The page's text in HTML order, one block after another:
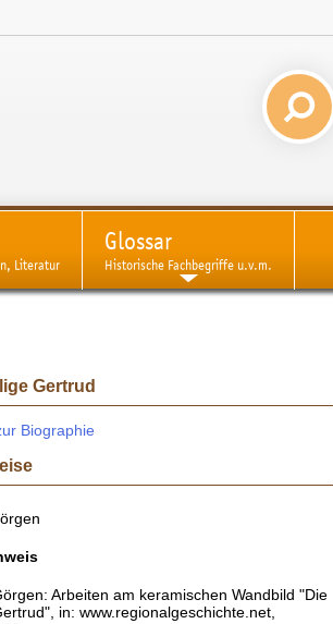
Literatur
Glossar
Historische Fachbegriffe u.v.m.
Gertrud
Biographie
Arbeiten am keramischen Wandbild "Die
in: www.regionalgeschichte.net,